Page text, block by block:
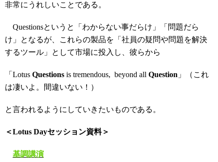
非常にうれしいことである。
Questionsというと「わからない事だらけ」「問題だら
け」となるが、これらの製品を「社員の疑問や問題を解決
するツール」として市場に投入し、彼らから
「Lotus Questions is tremendous, beyond all Question 」（これ
は凄いよ。間違いない！）
と言われるようにしていきたいものである。
＜Lotus Dayセッション資料＞
基調講演